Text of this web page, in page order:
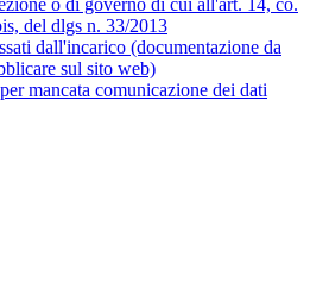
o di governo di cui all'art. 14, co.
del dlgs n. 33/2013
dall'incarico (documentazione da
sul sito web)
mancata comunicazione dei dati